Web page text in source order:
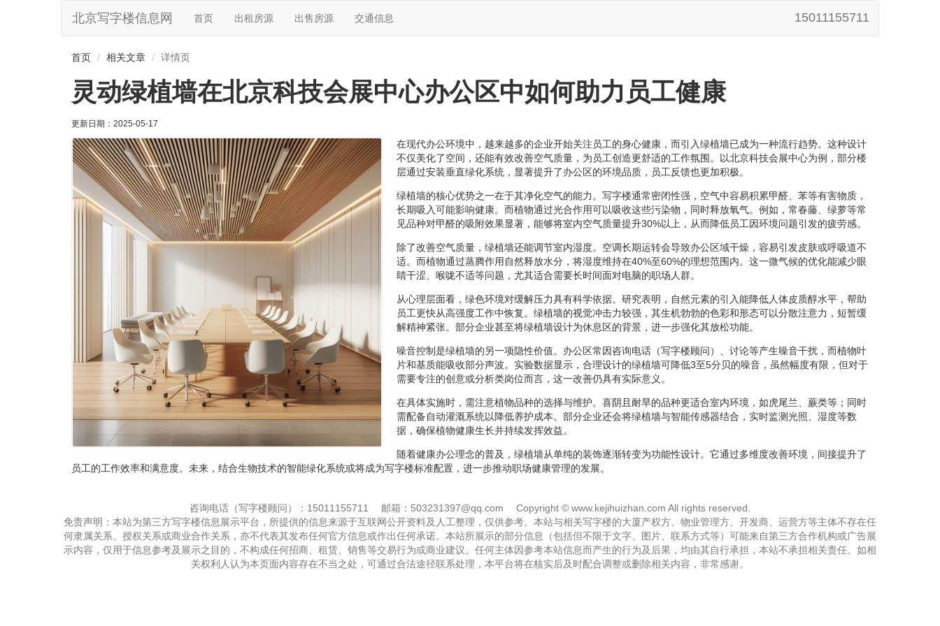
北京写字楼信息网 首页 出租房源 出售房源 交通信息 15011155711
首页 相关文章 详情页
灵动绿植墙在北京科技会展中心办公区中如何助力员工健康
更新日期： 2025-05-17
在现代办公环境中，越来越多的企业开始关注员工的身心健康，而引入绿植墙已成为一种流行趋势。这种设计
不仅美化了空间，还能有效改善空气质量，为员工创造更舒适的工作氛围。以北京科技会展中心为例，部分楼
层通过安装垂直绿化系统，显著提升了办公区的环境品质，员工反馈也更加积极。
绿植墙的核心优势之一在于其净化空气的能力。写字楼通常密闭性强，空气中容易积累甲醛、苯等有害物质，
长期吸入可能影响健康。而植物通过光合作用可以吸收这些污染物，同时释放氧气。例如，常春藤、绿萝等常
见品种对甲醛的吸附效果显著，能够将室内空气质量提升30%以上，从而降低员工因环境问题引发的疲劳感。
除了改善空气质量，绿植墙还能调节室内湿度。空调长期运转会导致办公区域干燥，容易引发皮肤或呼吸道不
适。而植物通过蒸腾作用自然释放水分，将湿度维持在40%至60%的理想范围内。这一微气候的优化能减少眼
睛干涩、喉咙不适等问题，尤其适合需要长时间面对电脑的职场人群。
从心理层面看，绿色环境对缓解压力具有科学依据。研究表明，自然元素的引入能降低人体皮质醇水平，帮助
员工更快从高强度工作中恢复。绿植墙的视觉冲击力较强，其生机勃勃的色彩和形态可以分散注意力，短暂缓
解精神紧张。部分企业甚至将绿植墙设计为休息区的背景，进一步强化其放松功能。
噪音控制是绿植墙的另一项隐性价值。办公区常因咨询电话（写字楼顾问）、讨论等产生噪音干扰，而植物叶
片和基质能吸收部分声波。实验数据显示，合理设计的绿植墙可降低3至5分贝的噪音，虽然幅度有限，但对于
需要专注的创意或分析类岗位而言，这一改善仍具有实际意义。
在具体实施时，需注意植物品种的选择与维护。喜阴且耐旱的品种更适合室内环境，如虎尾兰、蕨类等；同时
需配备自动灌溉系统以降低养护成本。部分企业还会将绿植墙与智能传感器结合，实时监测光照、湿度等数
据，确保植物健康生长并持续发挥效益。
随着健康办公理念的普及，绿植墙从单纯的装饰逐渐转变为功能性设计。它通过多维度改善环境，间接提升了
员工的工作效率和满意度。未来，结合生物技术的智能绿化系统或将成为写字楼标准配置，进一步推动职场健康管理的发展。
咨询电话（写字楼顾问）：15011155711 邮箱：503231397@qq.com
Copyright © www.kejihuizhan.com All rights reserved.
免责声明：本站为第三方写字楼信息展示平台，所提供的信息来源于互联网公开资料及人工整理，仅供参考。本站与相关写字楼的大厦产权方、物业管理方、开发商、运营方等主体不存在任
何隶属关系、授权关系或商业合作关系，亦不代表其发布任何官方信息或作出任何承诺。本站所展示的部分信息（包括但不限于文字、图片、联系方式等）可能来自第三方合作机构或广告展
示内容，仅用于信息参考及展示之目的，不构成任何招商、租赁、销售等交易行为或商业建议。任何主体因参考本站信息而产生的行为及后果，均由其自行承担，本站不承担相关责任。如相
关权利人认为本页面内容存在不当之处，可通过合法途径联系处理，本平台将在核实后及时配合调整或删除相关内容，非常感谢。